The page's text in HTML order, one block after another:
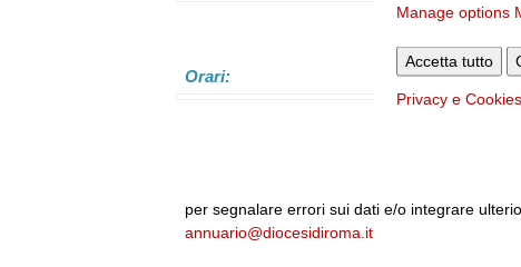
Manage options
Accetta tutto
Privacy e Cookies
Orari:
per segnalare errori sui dati e/o integrare
annuario@diocesidiroma.it